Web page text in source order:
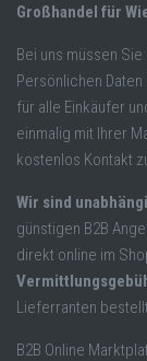
Großhandel für
Bei uns müssen
Persönlichen
für alle Einkäufer
einmalig mit Ihrer
kostenlos Kontakt
Wir sind
günstigen B2B
direkt online im
Lieferranten
B2B Online